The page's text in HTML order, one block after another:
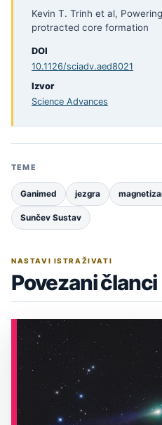
Kevin T. Trinh et al,
protracted core formation
DOI
10.1126/sciadv.aed8021
Izvor
Science Advances
TEME
Ganimed jezgra
Sunčev Sustav
NASTAVI ISTRAŽIVATI
Povezani članci